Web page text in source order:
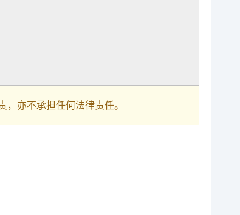
亦不承担任何法律责任。